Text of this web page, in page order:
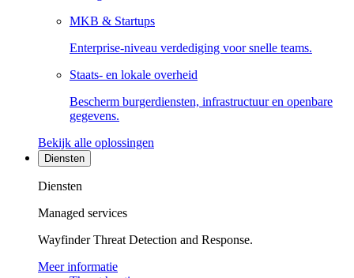
MKB & Startups
Enterprise-niveau verdediging voor snelle teams.
Staats- en lokale overheid
Bescherm burgerdiensten, infrastructuur en openbare
gegevens.
Bekijk alle oplossingen
Diensten
Diensten
Managed services
Wayfinder Threat Detection and Response.
Meer informatie